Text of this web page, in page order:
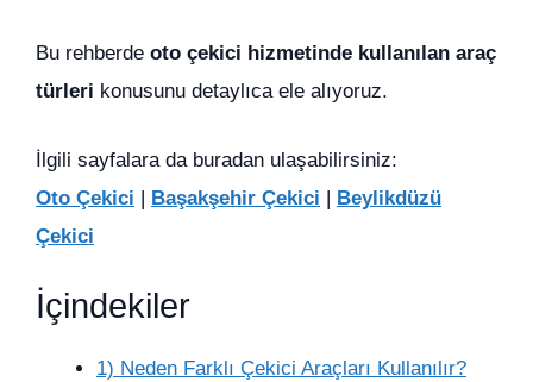
Bu rehberde oto çekici hizmetinde kullanılan araç
türleri konusunu detaylıca ele alıyoruz.
İlgili sayfalara da buradan ulaşabilirsiniz:
Oto Çekici | Başakşehir Çekici | Beylikdüzü
Çekici
İçindekiler
1) Neden Farklı Çekici Araçları Kullanılır?